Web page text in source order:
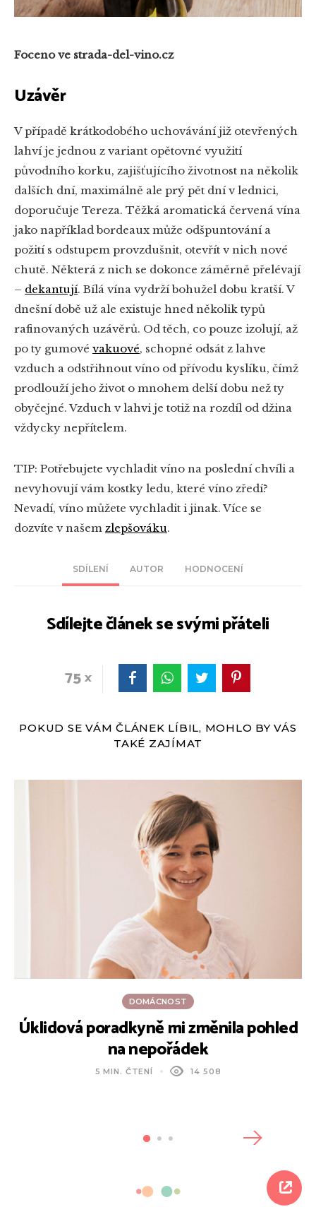
SDÍLENÍ AUTOR HODNOCENÍ
Sdílejte článek se svými přáteli
75
Foceno ve strada-del-vino.cz
Uzávěr
V případě krátkodobého uchovávání již otevřených
lahví je jednou z variant opětovné využití
původního korku, zajišťujícího životnost na několik
dalších dní, maximálně ale prý pět dní v lednici,
doporučuje Tereza. Těžká aromatická červená vína
jako například bordeaux může odšpuntování a
požití s odstupem provzdušnit, otevřít v nich nové
chutě. Některá z nich se dokonce záměrně přelévají
– dekantují. Bílá vína vydrží bohužel dobu kratší. V
dnešní době už ale existuje hned několik typů
rafinovaných uzávěrů. Od těch, co pouze izolují, až
po ty gumové vakuové, schopné odsát z lahve
vzduch a odstřihnout víno od přívodu kyslíku, čímž
prodlouží jeho život o mnohem delší dobu než ty
obyčejné. Vzduch v lahvi je totiž na rozdíl od džina
vždycky nepřítelem.
TIP: Potřebujete vychladit víno na poslední chvíli a
nevyhovují vám kostky ledu, které víno zředí?
Nevadí, víno můžete vychladit i jinak. Více se
dozvíte v našem zlepšováku.
POKUD SE VÁM ČLÁNEK LÍBIL, MOHLO BY VÁS
TAKÉ ZAJÍMAT
DOMÁCNOST
Úklidová poradkyně mi změnila pohled
na nepořádek
5 MIN. ČTENÍ 14 508